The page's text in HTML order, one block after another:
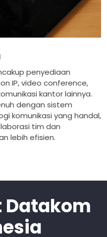
penyediaan
IP, video conference,
kantor lainnya.
dengan sistem
komunikasi yang handal,
tim dan
lebih efisien.
Datakom